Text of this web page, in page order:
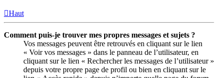
Haut
Comment puis-je trouver mes propres messages et sujets ?
Vos messages peuvent être retrouvés en cliquant sur le lien
« Voir vos messages » dans le panneau de l’utilisateur, en
cliquant sur le lien « Rechercher les messages de l’utilisateur »
depuis votre propre page de profil ou bien en cliquant sur le